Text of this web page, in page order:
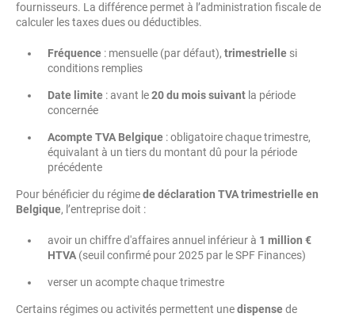
fournisseurs. La différence permet à l’administration fiscale de
calculer les taxes dues ou déductibles.
Fréquence : mensuelle (par défaut), trimestrielle si
conditions remplies
Date limite : avant le20 du mois suivant la période
concernée
Acompte TVA Belgique : obligatoire chaque trimestre,
équivalant à un tiers du montant dû pour la période
précédente
Pour bénéficier du régimede déclaration TVA trimestrielle en
Belgique, l’entreprise doit :
avoir un chiffre d'affaires annuel inférieur à 1 million €
HTVA(seuil confirmé pour 2025 par le SPF Finances)
verser un acompte chaque trimestre
Certains régimes ou activités permettent unedispensede